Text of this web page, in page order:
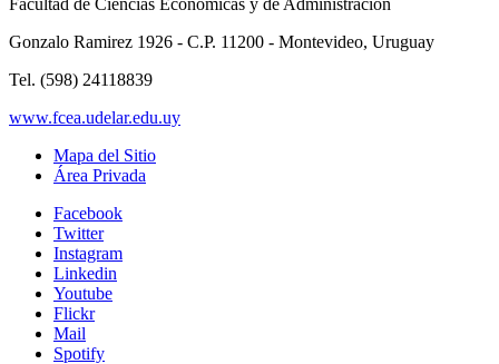
Gonzalo Ramirez 1926 - C.P. 11200 - Montevideo, Uruguay
Tel. (598) 24118839
www.fcea.udelar.edu.uy
Mapa del Sitio
Área Privada
Facebook
Twitter
Instagram
Linkedin
Youtube
Flickr
Mail
Spotify